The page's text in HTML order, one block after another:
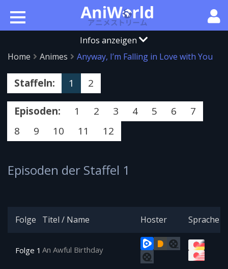
Infos anzeigen
Home
Animes Anyway, I’m Falling in Love with You
Staffeln: 1 2
Episoden: 1 2 3 4 5 6
7
8
9 10 11 12
Episoden der Staffel 1
Folge Titel / Name Hoster Sprache
Folge 1 An Awful Birthday